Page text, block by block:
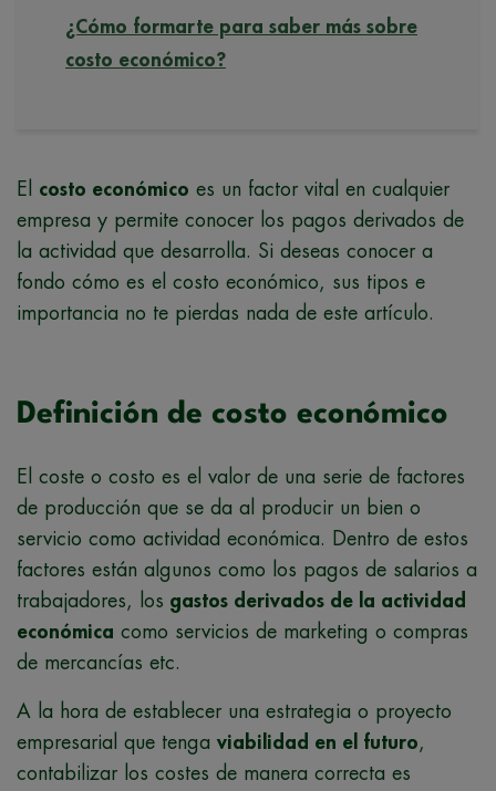
¿Cómo formarte para saber más sobre
costo económico?
El costo económico es un factor vital en cualquier
empresa y permite conocer los pagos derivados de
la actividad que desarrolla. Si deseas conocer a
fondo cómo es el costo económico, sus tipos e
importancia no te pierdas nada de este artículo.
Definición de costo económico
El coste o costo es el valor de una serie de factores
de producción que se da al producir un bien o
servicio como actividad económica. Dentro de estos
factores están algunos como los pagos de salarios a
trabajadores, los gastos derivados de la actividad
económica como servicios de marketing o compras
de mercancías etc.
A la hora de establecer una estrategia o proyecto
empresarial que tenga viabilidad en el futuro,
contabilizar los costes de manera correcta es